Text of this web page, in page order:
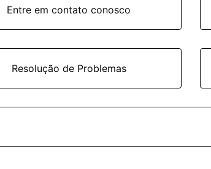
Entre em contato conosco
Resolução de Problemas